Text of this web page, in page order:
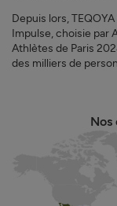
Depuis lors,
Impulse, choisie par
Athlètes de Paris
des milliers de
Nos